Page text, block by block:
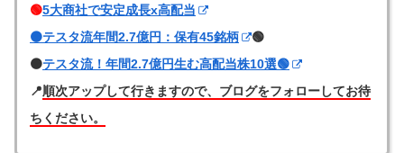
🟢5大商社で安定成長x高配当
🟠テスタ流年間2.7億円：保有45銘柄
🟢
🟠テスタ流！年間2.7億円生む高配当株10選🟢
📍順次アップして行きますので、ブログをフォローしてお待
ちください。